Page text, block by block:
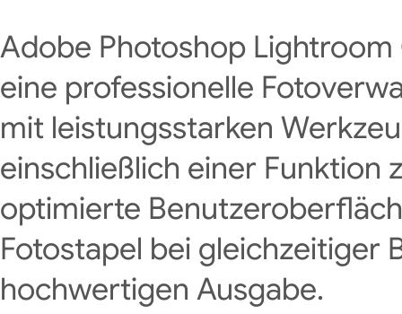
Adobe Photoshop Lightroom
eine professionelle
mit leistungsstarken
einschließlich einer Funktion
optimierte
Fotostapel bei gleichzeitiger
hochwertigen Ausgabe.